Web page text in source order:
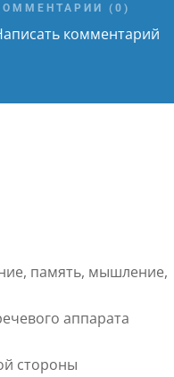
(0)
комментарий
память, мышление,
аппарата
стороны